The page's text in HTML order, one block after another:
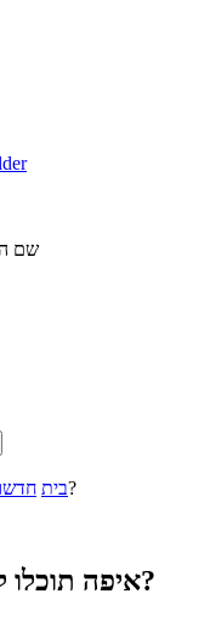
שם
ביתאיפה תוכלו לתפוס אוטובוס תוך רבע שעה?
איפה תוכלו לתפוס אוטובוס תוך רבע שעה?